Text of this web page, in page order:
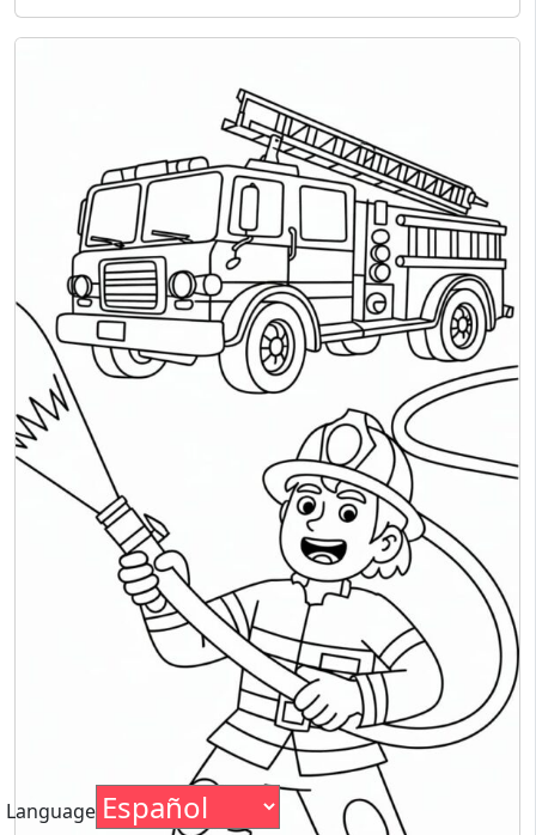
Language